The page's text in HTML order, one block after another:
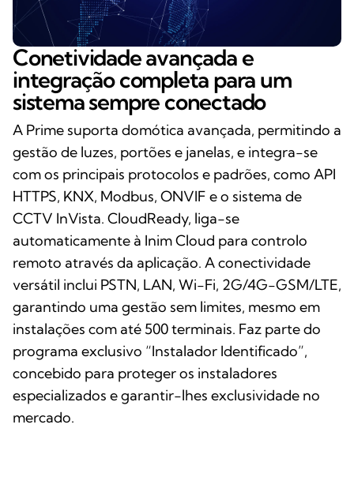
Conetividade avançada e
integração completa para um
sistema sempre conectado
A Prime suporta domótica avançada, permitindo a
gestão de luzes, portões e janelas, e integra-se
com os principais protocolos e padrões, como API
HTTPS, KNX, Modbus, ONVIF e o sistema de
CCTV InVista. CloudReady, liga-se
automaticamente à Inim Cloud para controlo
remoto através da aplicação. A conectividade
versátil inclui PSTN, LAN, Wi-Fi, 2G/4G-GSM/LTE,
garantindo uma gestão sem limites, mesmo em
instalações com até 500 terminais. Faz parte do
programa exclusivo “Instalador Identificado”,
concebido para proteger os instaladores
especializados e garantir-lhes exclusividade no
mercado.